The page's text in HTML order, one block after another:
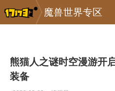
魔兽世界专区
专区_《魔兽世界》 >
熊猫人之谜时空漫游开
装备